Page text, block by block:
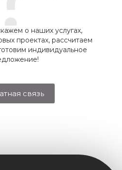
о наших услугах,
проектах, рассчитаем
индивидуальное
связь